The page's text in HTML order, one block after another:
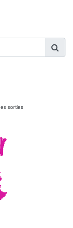
sorties